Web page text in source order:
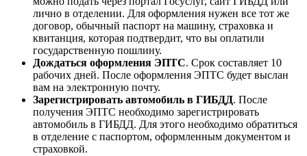
лично в отделении. Для оформления нужен все тот же
договор, обычный паспорт на машину, страховка и
квитанция, которая подтвердит, что вы оплатили
государственную пошлину.
Дождаться оформления ЭПТС. Срок составляет 10
рабочих дней. После оформления ЭПТС будет выслан
вам на электронную почту.
Зарегистрировать автомобиль в ГИБДД. После
получения ЭПТС необходимо зарегистрировать
автомобиль в ГИБДД. Для этого необходимо обратиться
в отделение с паспортом, оформленным документом и
страховкой.